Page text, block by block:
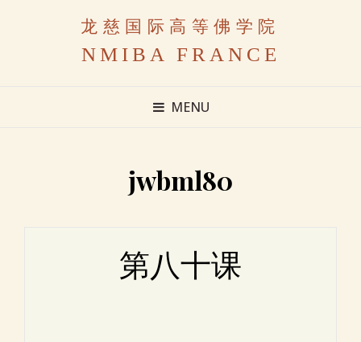
龙慈国际高等佛学院
NMIBA FRANCE
MENU
jwbml80
第八十课